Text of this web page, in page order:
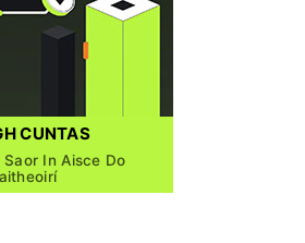
CUNTAS
In Aisce Do